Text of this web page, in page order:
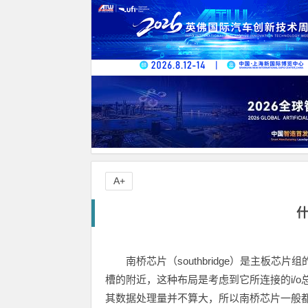
南桥芯片（southbridge）是主板芯片
槽的附近，这种布局是考虑到它所连接的i/
其数据处理量并不算大，所以南桥芯片一般
A+